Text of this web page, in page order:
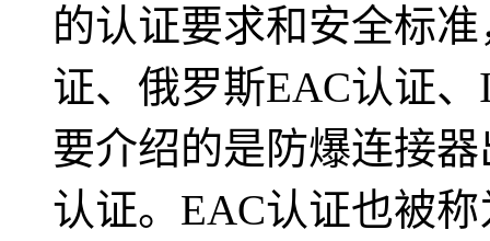
的认证要求和安全标
证、俄罗斯EAC认证
要介绍的是防爆连接
认证。EAC认证也被